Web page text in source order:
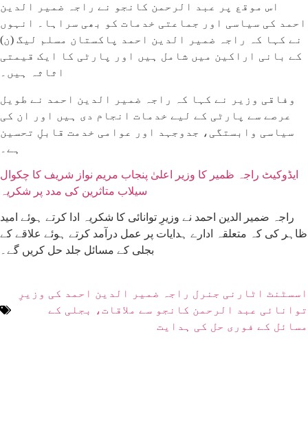
اس موقع پر عبد الرحمن کانجو نے راجہ ضمیر الدین
احمد کی سیاسی اور جماعتی خدمات کو بھی سراہا۔ انہوں
نے کہا کہ راجہ ضمیر الدین احمد پاکستان مسلم لیگ (ن)
کے بانی اراکین میں شامل ہیں اور پارٹی کا ایک قیمتی
اثاثہ ہیں۔
وفاقی وزیر نے کہا کہ راجہ ضمیر الدین احمد نے طویل
عرصے سے پارٹی کے لیے خدمات انجام دی ہیں اور ان کی
سیاسی وابستگی، جدوجہد اور عوامی خدمت قابلِ تحسین
ہے۔
ایڈوکیٹ راجہ ظمیر کا وزیر اعلیٰ پنجاب مریم نواز شریف کا چکوال
سیلاب متاثرین کی مدد پر شکریہ
راجہ ضمیر الدین احمد نے وزیرِ توانائی کا شکریہ ادا کرتے ہوئے امید
ظاہر کی کہ متعلقہ ادارے ہدایات پر عمل درآمد کرتے ہوئے علاقے کے
بجلی کے مسائل جلد حل کریں گے۔
اسسٹنٹ اٹارنی جنرل راجہ ضمیر الدین احمد کی وزیرِ
توانائی عبد الرحمن کانجو سے ملاقات، بجلی کے
مسائل کے فوری حل کی ہدایت